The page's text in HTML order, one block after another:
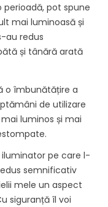
perioadă, pot spune
mai luminoasă și
au redus
și tânără arată
o îmbunătățire a
de utilizare
luminos și mai
pe care l-
semnificativ
mele un aspect
siguranță îl voi